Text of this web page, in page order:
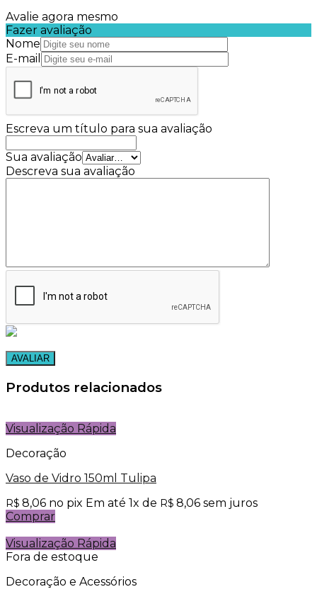
Avalie agora mesmo
Fazer avaliação
Nome
E-mail
Escreva um título para sua avaliação
Sua avaliação
Descreva sua avaliação
Produtos relacionados
Visualização Rápida
Decoração
Vaso de Vidro 150ml Tulipa
R$ 8,06 no pix Em até 1x de R$ 8,06 sem juros
Comprar
Visualização Rápida
Fora de estoque
Decoração e Acessórios